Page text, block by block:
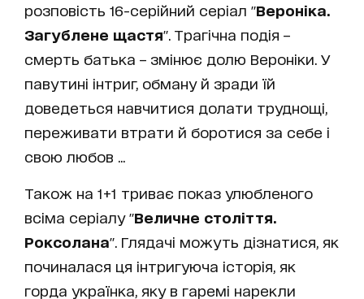
розповість 16-серійний серіал "Вероніка.
Загублене щастя". Трагічна подія –
смерть батька – змінює долю Вероніки. У
павутині інтриг, обману й зради їй
доведеться навчитися долати труднощі,
переживати втрати й боротися за себе і
свою любов ...
Також на 1+1 триває показ улюбленого
всіма серіалу "Величне століття.
Роксолана". Глядачі можуть дізнатися, як
починалася ця інтригуюча історія, як
горда українка, яку в гаремі нарекли